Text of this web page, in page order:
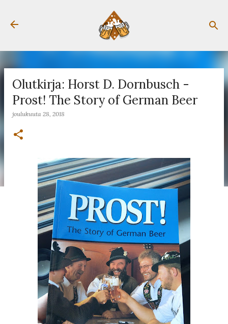
Siirry pääsisältöön
Olutkirja: Horst D. Dornbusch -
Prost! The Story of German Beer
joulukuuta 28, 2018